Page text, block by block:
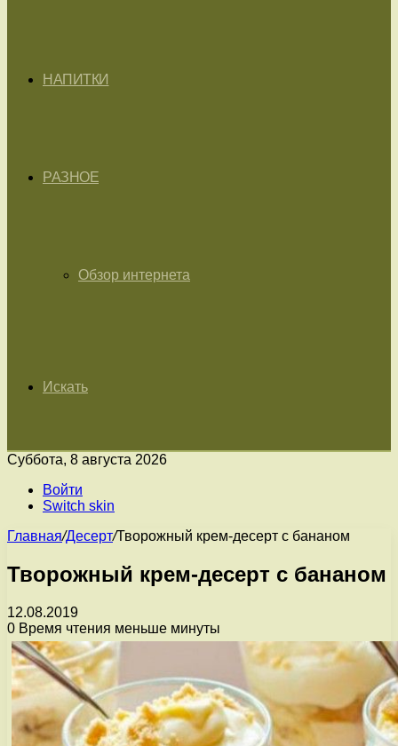
НАПИТКИ
РАЗНОЕ
Обзор интернета
Искать
Суббота, 8 августа 2026
Войти
Switch skin
Главная/Десерт/Творожный крем-десерт с бананом
Творожный крем-десерт с бананом
12.08.2019
0 Время чтения меньше минуты